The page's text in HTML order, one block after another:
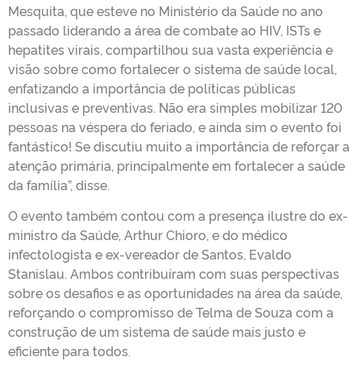
Mesquita, que esteve no Ministério da Saúde no ano
passado liderando a área de combate ao HIV, ISTs e
hepatites virais, compartilhou sua vasta experiência e
visão sobre como fortalecer o sistema de saúde local,
enfatizando a importância de políticas públicas
inclusivas e preventivas. ¨Não era simples mobilizar 120
pessoas na véspera do feriado, e ainda sim o evento foi
fantástico! Se discutiu muito a importância de reforçar a
atenção primária, principalmente em fortalecer a saúde
da família”, disse.
O evento também contou com a presença ilustre do ex-
ministro da Saúde, Arthur Chioro, e do médico
infectologista e ex-vereador de Santos, Evaldo
Stanislau. Ambos contribuíram com suas perspectivas
sobre os desafios e as oportunidades na área da saúde,
reforçando o compromisso de Telma de Souza com a
construção de um sistema de saúde mais justo e
eficiente para todos.